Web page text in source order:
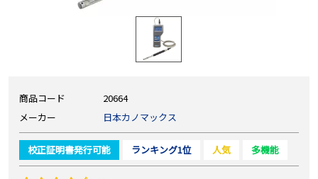
商品コード
20664
メーカー
日本カノマックス
校正証明書発行可能 ランキング1位 人気 多機能